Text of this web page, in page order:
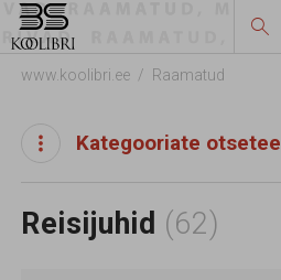

www.koolibri.ee Raamatud
Kategooriate otsetee
Reisijuhid (62)